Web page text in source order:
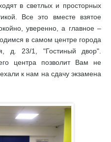
в светлых и просторных
Все это вместе взятое
уверенно, а главное –
в самом центре города
д. 23/1, "Гостиный двор".
центра позволит Вам не
к нам на сдачу экзамена